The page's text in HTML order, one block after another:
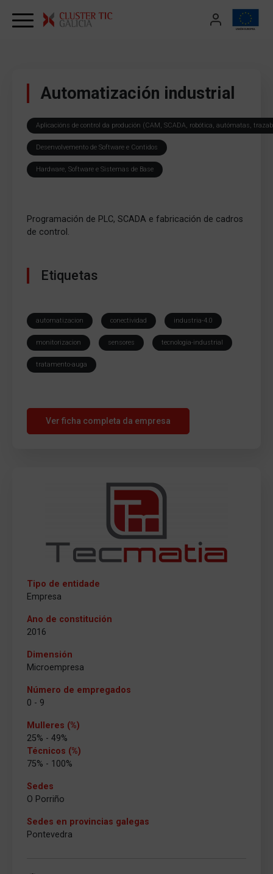
Automatización industrial
Aplicacións de control da produción (CAM, SCADA, robótica, autómatas,
Desenvolvemento de Software e Contidos
Hardware, Software e Sistemas de Base
Programación de PLC, SCADA e fabricación de cadros
de control.
Etiquetas
automatizacion conectividad industria-4.0
monitorizacion sensores tecnologia-industrial
tratamento-auga
Ver ficha completa da empresa
Tipo de entidade
Empresa
Ano de constitución
2016
Dimensión
Microempresa
Número de empregados
0 - 9
Mulleres (%)
25% - 49%
Técnicos (%)
75% - 100%
Sedes
O Porriño
Sedes en provincias galegas
Pontevedra